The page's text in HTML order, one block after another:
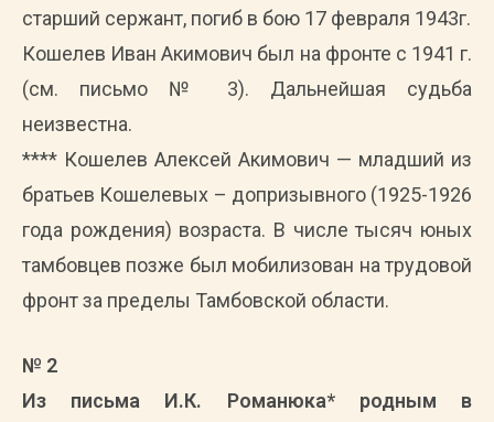
старший сержант, погиб в бою 17 февраля 1943г.
Кошелев Иван Акимович был на фронте с 1941 г.
(см. письмо № 3). Дальнейшая судьба
неизвестна.
**** Кошелев Алексей Акимович — младший из
братьев Кошелевых – допризывного (1925-1926
года рождения) возраста. В числе тысяч юных
тамбовцев позже был мобилизован на трудовой
фронт за пределы Тамбовской области.
№ 2
Из письма И.К. Романюка* родным в